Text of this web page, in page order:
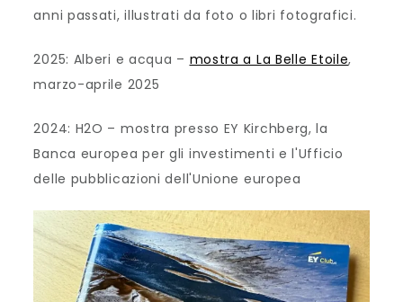
anni passati, illustrati da foto o libri fotografici.
2025: Alberi e acqua – mostra a La Belle Etoile,
marzo-aprile 2025
2024: H2O – mostra presso EY Kirchberg, la
Banca europea per gli investimenti e l'Ufficio
delle pubblicazioni dell'Unione europea